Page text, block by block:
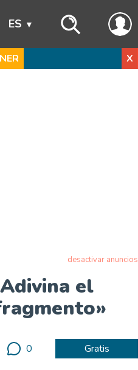
ES
X
desactivar anuncios
el
0 Gratis